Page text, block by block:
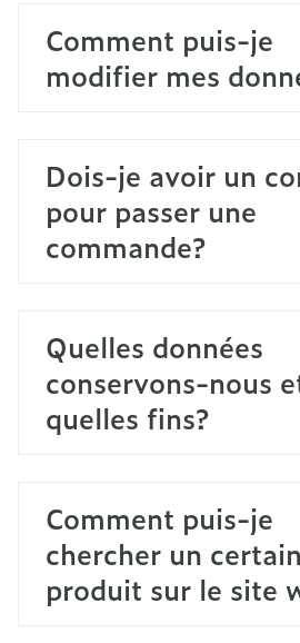
Comment puis-je
modifier mes
Dois-je avoir un
pour passer une
commande?
Quelles données
conservons-nous
quelles fins?
Comment puis-je
chercher un certain
produit sur le site